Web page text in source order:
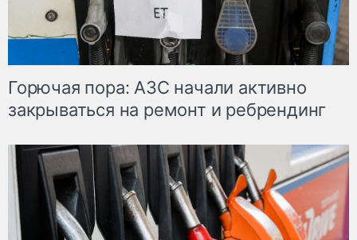
Горючая пора: АЗС начали активно
закрываться на ремонт и ребрендинг